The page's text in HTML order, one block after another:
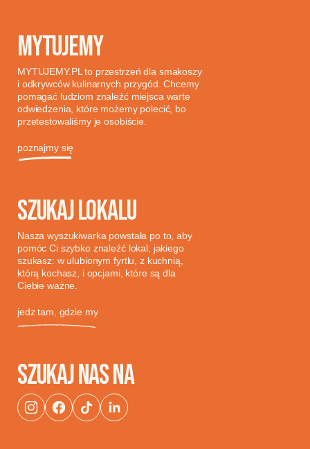
MYTUJEMY
MYTUJEMY.PL to przestrzeń dla smakoszy
i odkrywców kulinarnych przygód. Chcemy
pomagać ludziom znaleźć miejsca warte
odwiedzenia, które możemy polecić, bo
przetestowaliśmy je osobiście.
poznajmy się
SZUKAJ LOKALU
Nasza wyszukiwarka powstała po to, aby
pomóc Ci szybko znaleźć lokal, jakiego
szukasz: w ulubionym fyrtlu, z kuchnią,
którą kochasz, i opcjami, które są dla
Ciebie ważne.
jedz tam, gdzie my
SZUKAJ NAS NA